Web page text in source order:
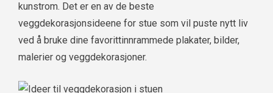
kunstrom. Det er en av de beste
veggdekorasjonsideene for stue som vil puste nytt liv
ved å bruke dine favorittinnrammede plakater, bilder,
malerier og veggdekorasjoner.